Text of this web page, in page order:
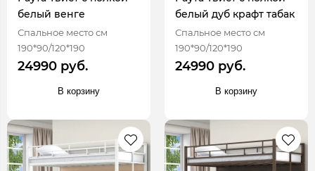
белый венге
Спальное место см
190*90/120*190
24990 руб.
В корзину
белый дуб крафт табак
Спальное место см
190*90/120*190
24990 руб.
В корзину